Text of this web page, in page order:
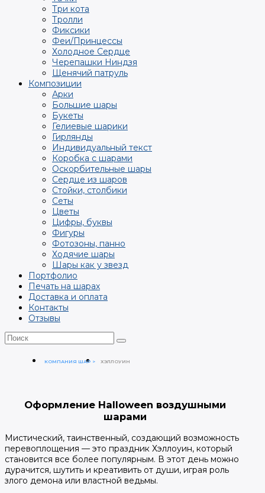
Три кота
Тролли
Фиксики
Феи/Принцессы
Холодное Сердце
Черепашки Ниндзя
Щенячий патруль
Композиции
Арки
Большие шары
Букеты
Гелиевые шарики
Гирлянды
Индивидуальный текст
Коробка с шарами
Оскорбительные шары
Сердце из шаров
Стойки, столбики
Сеты
Цветы
Цифры, буквы
Фигуры
Фотозоны, панно
Ходячие шары
Шары как у звезд
Портфолио
Печать на шарах
Доставка и оплата
Контакты
Отзывы
КОМПАНИЯ ШАР ХЭЛЛОУИН
Оформление Halloween воздушными
шарами
Мистический, таинственный, создающий возможность
перевоплощения — это праздник Хэллоуин, который
становится все более популярным. В этот день можно
дурачится, шутить и креативить от души, играя роль
злого демона или властной ведьмы.